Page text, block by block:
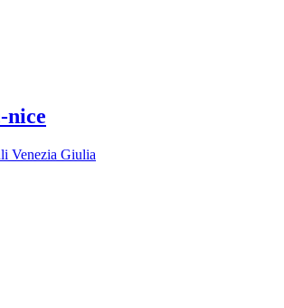
nice
Venezia Giulia